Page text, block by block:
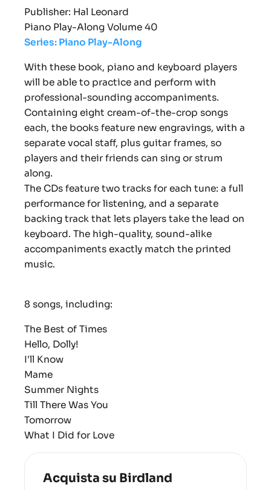
Publisher: Hal Leonard
Piano Play-Along Volume 40
Series: Piano Play-Along
With these book, piano and keyboard players
will be able to practice and perform with
professional-sounding accompaniments.
Containing eight cream-of-the-crop songs
each, the books feature new engravings, with a
separate vocal staff, plus guitar frames, so
players and their friends can sing or strum
along.
The CDs feature two tracks for each tune: a full
performance for listening, and a separate
backing track that lets players take the lead on
keyboard. The high-quality, sound-alike
accompaniments exactly match the printed
music.
8 songs, including:
The Best of Times
Hello, Dolly!
I'll Know
Mame
Summer Nights
Till There Was You
Tomorrow
What I Did for Love
Acquista su Birdland